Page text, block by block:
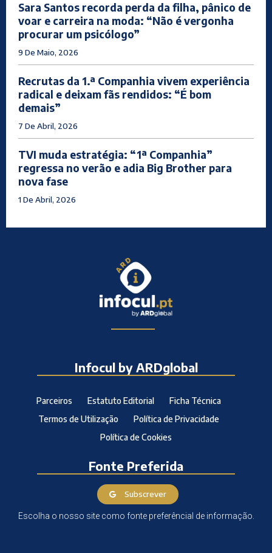
Sara Santos recorda perda da filha, pânico de
voar e carreira na moda: “Não é vergonha
procurar um psicólogo”
9 De Maio, 2026
Recrutas da 1.ª Companhia vivem experiência
radical e deixam fãs rendidos: “É bom
demais”
7 De Abril, 2026
TVI muda estratégia: “1ª Companhia”
regressa no verão e adia Big Brother para
nova fase
1 De Abril, 2026
Infocul by ARDglobal
Parceiros Estatuto Editorial
Ficha Técnica
Termos de Utilização
Política de Privacidade
Política de Cookies
Fonte Preferida
Subscrever
Escolha o nosso site como fonte preferêncial de informação.